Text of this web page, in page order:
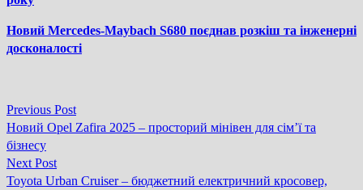
Новий Mercedes-Maybach S680 поєднав розкіш та інженерні
досконалості
Навігація
записів
Previous PostPrevious
post:
Новий Opel Zafira 2025 – просторий мінівен для сім’ї та
бізнесу
Next PostNext
post:
Toyota Urban Cruiser – бюджетний електричний кросовер,